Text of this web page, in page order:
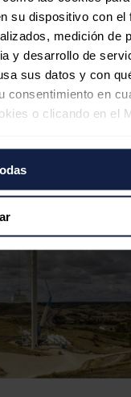
su dispositivo con el
medición de
y desarrollo de
sus datos y con
consentimiento en
o clicando en el
ubicación geográfica
metros
activamente
digitales)
se procesan sus
en cualquier
para personalizar el
millones